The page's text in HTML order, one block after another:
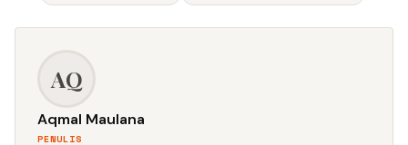
AQ
Aqmal Maulana
PENULIS